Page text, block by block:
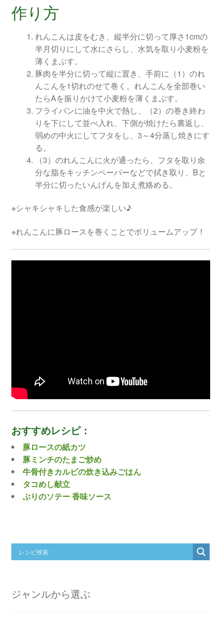
作り方
れんこんは皮をむき、縦半分に切って厚さ1cmの
半月切りにして水にさらし、水気を取り小麦粉を
薄くまぶす。
豚肉を半分に切って縦に置き、手前に（1）のれ
んこんを1切れのせて巻く。れんこんを全部巻い
たらAを振りかけて小麦粉を薄くまぶす。
フライパンに油を中火で熱し、（2）の巻き終わ
りを下にして並べ入れ、下側が焼けたら裏返し、
弱めの中火にしてフタをし、3～4分蒸し焼きにす
る。
（3）のれんこんに火が通ったら、フタを取り余
分な脂をキッチンペーパーなどで拭き取り、Bと
半分に切ったいんげんを加え煮絡める。
※シャキシャキした食感が楽しい♪
※れんこんに豚ロースを巻くことでボリュームアップ！
おすすめレシピ：
豚ロースの紙カツ
豚ミンチのたまご炒め
牛骨付きカルビの炊き込みごはん
タコめし献立
ぶりのソテー 香味ソース
ジャンルから選ぶ